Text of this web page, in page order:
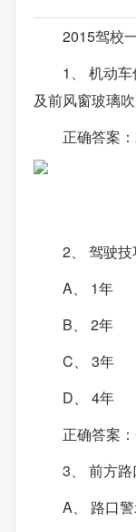
2015驾校
1、 机动
及前风窗玻璃吹
正确答案
2、 驾驶
A、 1年
B、 2年
C、 3年
D、 4年
正确答案
3、 前方
A、 路口